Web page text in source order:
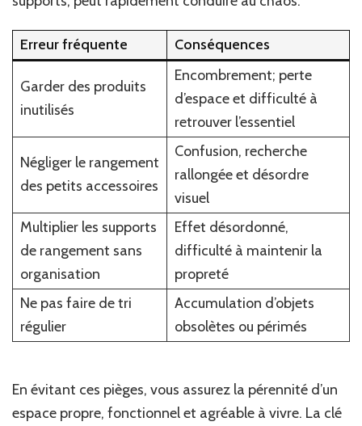
Erreur fréquente Conséquences
Garder des produits
inutilisés
Encombrement; perte
d’espace et difficulté à
retrouver l’essentiel
Négliger le rangement
des petits accessoires
Confusion, recherche
rallongée et désordre
visuel
Multiplier les supports
de rangement sans
organisation
Effet désordonné,
difficulté à maintenir la
propreté
Ne pas faire de tri
régulier
Accumulation d’objets
obsolètes ou périmés
En évitant ces pièges, vous assurez la pérennité d’un
espace propre, fonctionnel et agréable à vivre. La clé